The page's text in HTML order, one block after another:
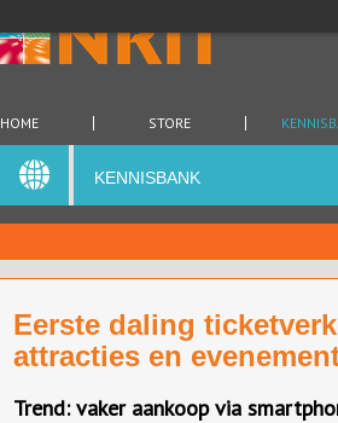
HOME STORE
KENNISBANK
Eerste daling
attracties en
Trend: vaker aankoop via